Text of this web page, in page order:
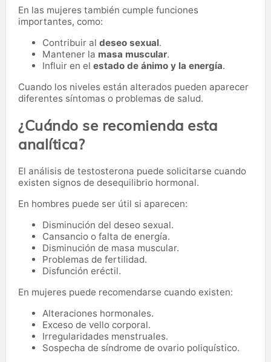
En las mujeres también cumple funciones
importantes, como:
Contribuir al deseo sexual.
Mantener la masa muscular.
Influir en el estado de ánimo y la energía.
Cuando los niveles están alterados pueden aparecer
diferentes síntomas o problemas de salud.
¿Cuándo se recomienda esta
analítica?
El análisis de testosterona puede solicitarse cuando
existen signos de desequilibrio hormonal.
En hombres puede ser útil si aparecen:
Disminución del deseo sexual.
Cansancio o falta de energía.
Disminución de masa muscular.
Problemas de fertilidad.
Disfunción eréctil.
En mujeres puede recomendarse cuando existen:
Alteraciones hormonales.
Exceso de vello corporal.
Irregularidades menstruales.
Sospecha de síndrome de ovario poliquístico.